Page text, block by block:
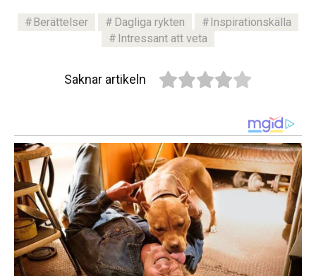
Berättelser Dagliga rykten
Inspirationskälla
Intressant att veta
Saknar artikeln